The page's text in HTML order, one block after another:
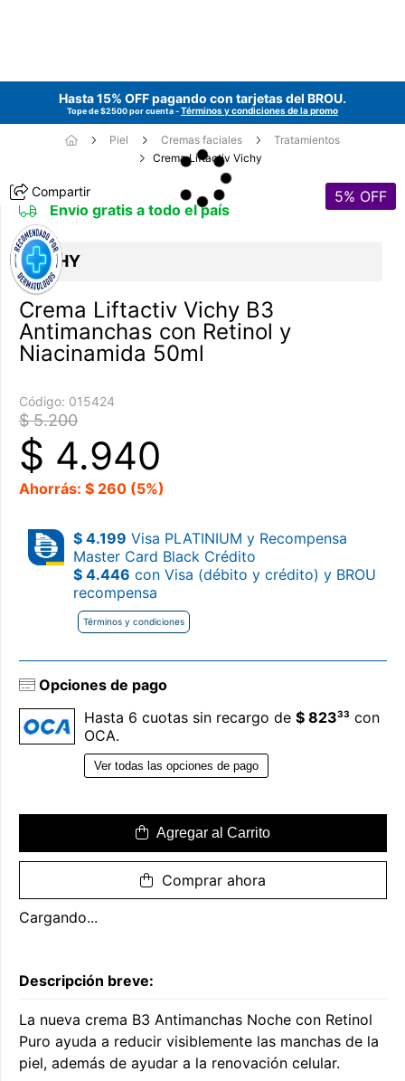
Hasta 15% OFF pagando con tarjetas del BROU.
Tope de $2500 por cuenta -Términos y condiciones de la promo
Piel Cremas faciales
Tratamientos
Crema Liftactiv Vichy
Compartir 5% OFF
Envío gratis a todo el país
VICHY
Crema Liftactiv Vichy B3
Antimanchas con Retinol y
Niacinamida 50ml
Código: 015424
$ 5.200
$ 4.940
Ahorrás: $ 260 (5%)
$ 4.199 Visa PLATINIUM y Recompensa
Master Card Black Crédito
$ 4.446 con Visa (débito y crédito) y BROU
recompensa
Términos y condiciones
Opciones de pago
Hasta 6 cuotas sin recargo de $ 82333 con
OCA.
Ver todas las opciones de pago
Agregar al Carrito
Comprar ahora
Cargando...
Descripción breve:
La nueva crema B3 Antimanchas Noche con Retinol
Puro ayuda a reducir visiblemente las manchas de la
piel, además de ayudar a la renovación celular.